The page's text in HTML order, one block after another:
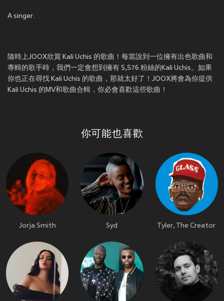
A singer.
隨時上JOOX欣賞 Kali Uchis 的歌曲！每當說到一位擁有出色歌曲和
專輯的歌手時，我們一定會想到擁有 5,576 粉絲的Kali Uchis。如果
你也正在尋找 Kali Uchis 的歌曲，那就太好了！JOOX將會為你提供
Kali Uchis 的MV和歌曲合輯，你必會喜歡這些歌曲！
你可能也喜歡
Jorja Smith Syd Tyler, The Creator